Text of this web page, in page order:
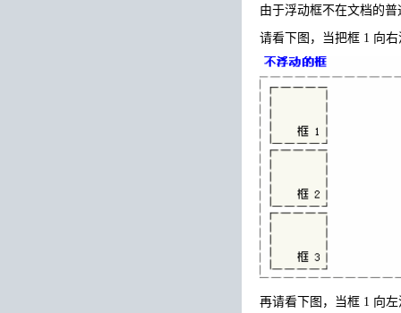
由于浮动框不在文档的
请看下图，当把框 1 向
再请看下图，当框 1 向